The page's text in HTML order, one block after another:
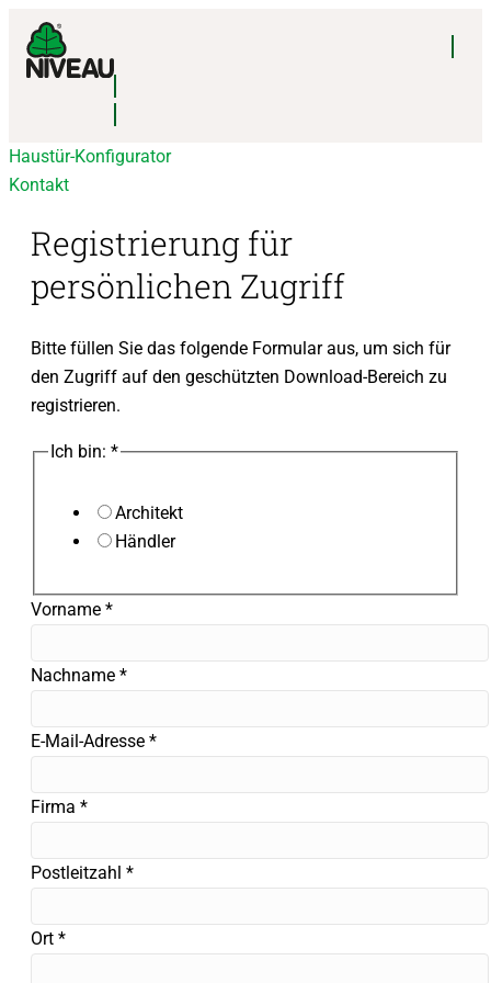
Haustür-Konfigurator
Kontakt
Registrierung für
persönlichen Zugriff
Bitte füllen Sie das folgende Formular aus, um sich für
den Zugriff auf den geschützten Download-Bereich zu
registrieren.
Ich bin: *
Architekt
Händler
L
y
o
u
t
o
t
l
e
i
Vorname *
Nachname *
E-Mail-Adresse *
Firma *
Postleitzahl *
Ort *